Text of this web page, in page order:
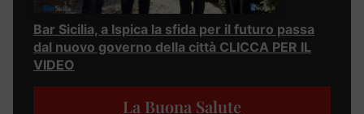
Bar Sicilia, a Ispica la sfida per il futuro passa
dal nuovo governo della città CLICCA PER IL
VIDEO
La Buona Salute